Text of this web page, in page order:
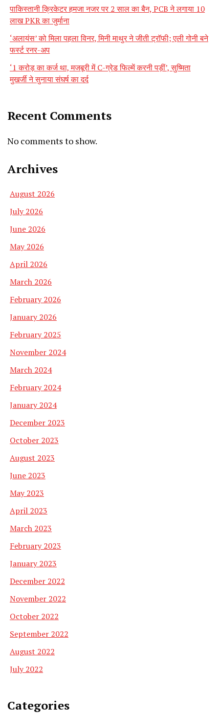
पाकिस्तानी क्रिकेटर हमजा नजर पर 2 साल का बैन, PCB ने लगाया 10
लाख PKR का जुर्माना
‘अलायंस’ को मिला पहला विनर, मिनी माथुर ने जीती ट्रॉफी; एली गोनी बने
फर्स्ट रनर-अप
‘1 करोड़ का कर्ज था, मजबूरी में C-ग्रेड फिल्में करनी पड़ीं’, सुष्मिता
मुखर्जी ने सुनाया संघर्ष का दर्द
Recent Comments
No comments to show.
Archives
August 2026
July 2026
June 2026
May 2026
April 2026
March 2026
February 2026
January 2026
February 2025
November 2024
March 2024
February 2024
January 2024
December 2023
October 2023
August 2023
June 2023
May 2023
April 2023
March 2023
February 2023
January 2023
December 2022
November 2022
October 2022
September 2022
August 2022
July 2022
Categories